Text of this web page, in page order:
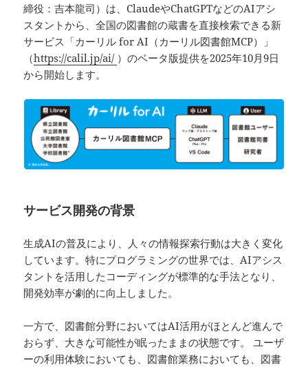
締役：吉本龍司）は、ClaudeやChatGPTなどのAIアシ
スタントから、全国の図書館の蔵書を直接検索できる新
サービス「カーリル for AI（カーリル図書館MCP）」
（https://calil.jp/ai/ ）のベータ版提供を2025年10月9日
から開始します。
サービス開発の背景
生成AIの普及により、人々の情報探索行動は大きく変化
しています。特にプログラミングの世界では、AIアシス
タントを活用したコーディングが標準的な手法となり、
開発効率が劇的に向上しました。
一方で、図書館分野においてはAI活用がほとんど進んで
おらず、大きな可能性が眠ったままの状態です。 ユーザ
ーの利用体験においても、図書館業務においても、図書